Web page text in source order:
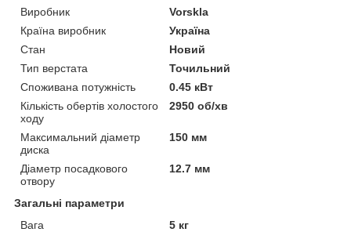
Виробник
Vorskla
Країна виробник
Україна
Стан
Новий
Тип верстата
Точильний
Споживана потужність
0.45 кВт
Кількість обертів холостого
ходу
2950 об/хв
Максимальний діаметр
диска
150 мм
Діаметр посадкового
отвору
12.7 мм
Загальні параметри
Вага
5 кг